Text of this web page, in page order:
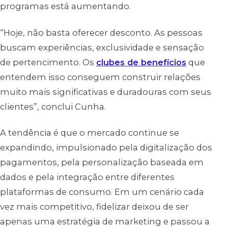
programas está aumentando.
“Hoje, não basta oferecer desconto. As pessoas
buscam experiências, exclusividade e sensação
de pertencimento. Os clubes de benefícios que
entendem isso conseguem construir relações
muito mais significativas e duradouras com seus
clientes”, conclui Cunha.
A tendência é que o mercado continue se
expandindo, impulsionado pela digitalização dos
pagamentos, pela personalização baseada em
dados e pela integração entre diferentes
plataformas de consumo. Em um cenário cada
vez mais competitivo, fidelizar deixou de ser
apenas uma estratégia de marketing e passou a